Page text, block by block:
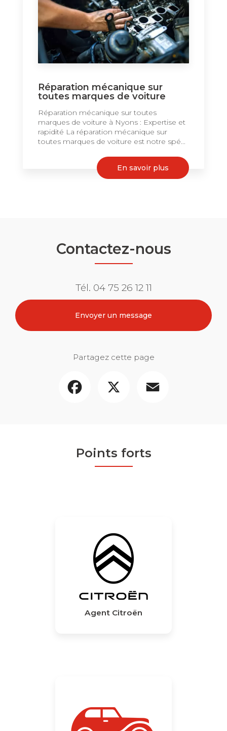
Réparation mécanique sur
toutes marques de voiture
Réparation mécanique sur toutes
marques de voiture à Nyons : Expertise et
rapidité La réparation mécanique sur
toutes marques de voiture est notre spé...
En savoir plus
Contactez-nous
Tél. 04 75 26 12 11
Envoyer un message
Partagez cette page
Points forts
Agent Citroën